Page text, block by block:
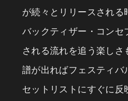
が続々とリリースされる
バックティザー・コンセ
される流れを追う楽しさ
譜が出ればフェスティバ
セットリストにすぐに反